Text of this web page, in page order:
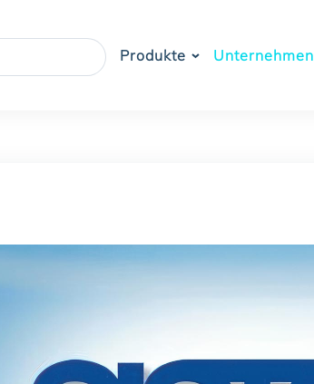
Produkte Unternehmen